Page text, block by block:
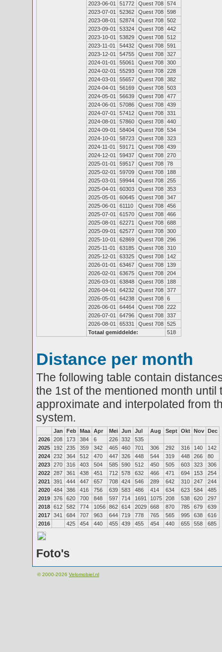
2023-06-01
51772 Quest 708 574
2023-07-01
52362 Quest 708 598
2023-08-01
52874 Quest 708 502
2023-09-01
53324 Quest 708 442
2023-10-01
53829 Quest 708 512
2023-11-01
54432 Quest 708 591
2023-12-01
54755 Quest 708 327
2024-01-01
55061 Quest 708 300
2024-02-01
55293 Quest 708 228
2024-03-01
55657 Quest 708 382
2024-04-01
56169 Quest 708 503
2024-05-01
56639 Quest 708 477
2024-06-01
57086 Quest 708 439
2024-07-01
57412 Quest 708 331
2024-08-01
57860 Quest 708 440
2024-09-01
58404 Quest 708 534
2024-10-01
58723 Quest 708 323
2024-11-01
59171 Quest 708 439
2024-12-01
59437 Quest 708 270
2025-01-01
59517 Quest 708 78
2025-02-01
59709 Quest 708
188
2025-03-01
59944 Quest 708 255
2025-04-01
60303 Quest 708 353
2025-05-01
60645 Quest 708 347
2025-06-01
61110 Quest 708 456
2025-07-01
61570 Quest 708 466
2025-08-01
62271 Quest 708 688
2025-09-01
62577 Quest 708 300
2025-10-01
62869 Quest 708 296
2025-11-01
63185 Quest 708 310
2025-12-01
63325 Quest 708
142
2026-01-01
63467 Quest 708
139
2026-02-01
63675 Quest 708 204
2026-03-01
63848 Quest 708
188
2026-04-01
64232 Quest 708 377
2026-05-01
64238 Quest 708 6
2026-06-01
64464 Quest 708 222
2026-07-01
64796 Quest 708 337
2026-08-01
65331 Quest 708 525
Totaal gemiddelde:
518
Distance per month
The following table contain
the 1st of the mentioned month
approximate and interpolated from
system.
Jan Feb Maa Apr Mei Jun Jul Aug Sept Okt Nov Dec
2026 208 173 384 6 226 332
535
2025
192 235 359 342 465 460 701 306 292 316 140
142
2024 232 364 512 470 447 326 448 544 319 448 266
80
2023 270 316 403 504 585 590 512 450 505 603 323
306
2022 287 361 438 451 712 578 632 466 471 694 153
254
2021
391 444 447 657 708 424 546 289 642 310 247
244
2020 484 386 416 756 639 583 486 414 634 623 584
485
2019 376 620 700 848 597 714 1691 1075 208 538 620
297
2018 612 582 774 1056 862 614 2029 668 870 785 679
639
2017 341 684 707 963 644 719 778 765 565 995 638
616
2016
425 454 440 455 439 455 454 440 655 558 685
Foto's
© 2000-2026 Velomobiel.nl